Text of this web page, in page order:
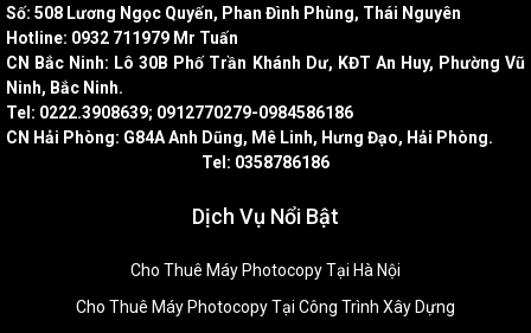
Số: 508 Lương Ngọc Quyến, Phan Đình Phùng, Thái Nguyên
Hotline: 0932 711979 Mr Tuấn
CN Bắc Ninh: Lô 30B Phố Trần Khánh Dư, KĐT An Huy, Phường Vũ
Ninh, Bắc Ninh.
Tel: 0222.3908639; 0912770279-0984586186
CN Hải Phòng: G84A Anh Dũng, Mê Linh, Hưng Đạo, Hải Phòng.
Tel: 0358786186
Dịch Vụ Nổi Bật
Cho Thuê Máy Photocopy Tại Hà Nội
Cho Thuê Máy Photocopy Tại Công Trình Xây Dựng